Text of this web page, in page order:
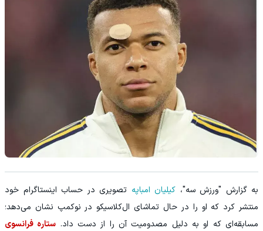
به گزارش "ورزش سه"، کیلیان امباپه تصویری در حساب اینستاگرام خود
منتشر کرد که او را در حال تماشای ال‌کلاسیکو در نوکمپ نشان می‌دهد؛
مسابقه‌ای که او به دلیل مصدومیت آن را از دست داد. ستاره فرانسوی